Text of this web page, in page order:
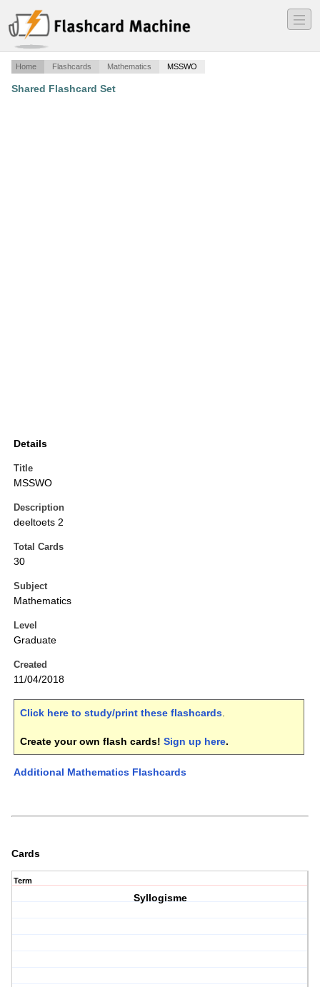
―
―
―
Home Flashcards Mathematics MSSWO
Shared Flashcard Set
Details
Title
MSSWO
Description
deeltoets 2
Total Cards
30
Subject
Mathematics
Level
Graduate
Created
11/04/2018
Click here to study/print these flashcards.
Create your own flash cards! Sign up here.
Additional Mathematics Flashcards
Cards
Term
Syllogisme